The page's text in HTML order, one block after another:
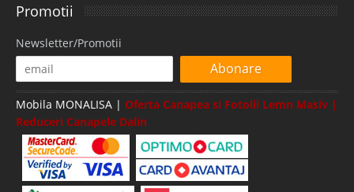
Promotii
Newsletter/Promotii
Abonare
Mobila MONALISA | Oferta Canapea si Fotolii Lemn Masiv |
Reduceri Canapele Dalin